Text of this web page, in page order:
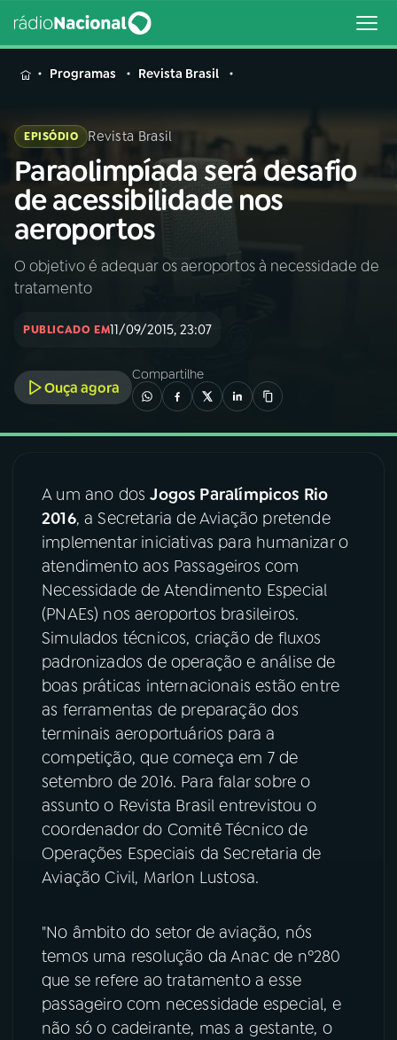
MENU
Buscar
na
Rádio
Nacional
Buscar
AO VIVO
INÍCIO
A RÁDIO
03PROGRAMAÇÃO
04PROGRAMAS
PODCASTS
06VIDEOCASTS
08FESTIVAL DE MÚSICA
ACOMPANHE A RÁDIO NACIONAL
YouTube Facebook
Instagram X
Programas Revista Brasil
EPISÓDIO Revista Brasil
Paraolimpíada será desafio
de acessibilidade nos
aeroportos
O objetivo é adequar os aeroportos à necessidade de
tratamento
PUBLICADO EM11/09/2015, 23:07
Ouça agora
Compartilhe
A um ano dosJogos Paralímpicos Rio
2016, a Secretaria de Aviação pretende
implementar iniciativas para humanizar o
atendimento aos Passageiros com
Necessidade de Atendimento Especial
(PNAEs) nos aeroportos brasileiros.
Simulados técnicos, criação de fluxos
padronizados de operação e análise de
boas práticas internacionais estão entre
as ferramentas de preparação dos
terminais aeroportuários para a
competição, que começa em 7 de
setembro de 2016. Para falar sobre o
assunto o Revista Brasil entrevistou o
coordenador do Comitê Técnico de
Operações Especiais da Secretaria de
Aviação Civil, Marlon Lustosa.
"No âmbito do setor de aviação, nós
temos uma resolução da Anac de nº280
que se refere ao tratamento a esse
passageiro com necessidade especial, e
não só o cadeirante, mas a gestante, o